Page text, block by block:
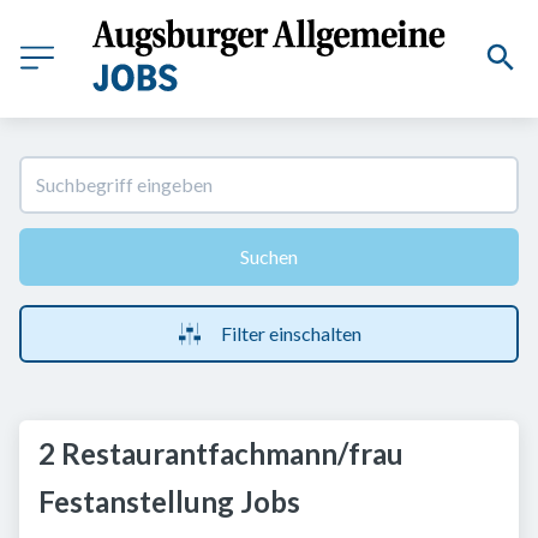
Suchen
Filter einschalten
2 Restaurantfachmann/frau
Festanstellung Jobs